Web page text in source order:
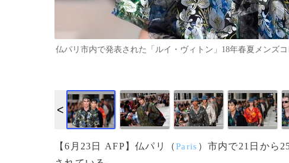
仏パリ市内で発表された「ルイ・ヴィトン」18年春夏メンズ
【6月23日 AFP】仏パリ（Paris ）市内で21日から